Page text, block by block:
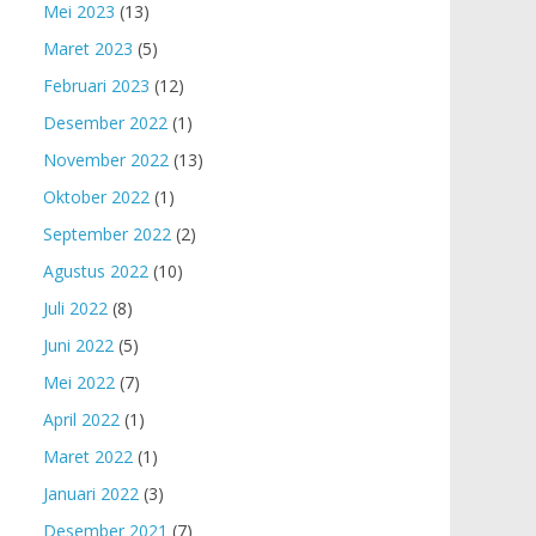
Mei 2023 (13)
Maret 2023 (5)
Februari 2023 (12)
Desember 2022 (1)
November 2022 (13)
Oktober 2022 (1)
September 2022 (2)
Agustus 2022 (10)
Juli 2022 (8)
Juni 2022 (5)
Mei 2022 (7)
April 2022 (1)
Maret 2022 (1)
Januari 2022 (3)
Desember 2021 (7)